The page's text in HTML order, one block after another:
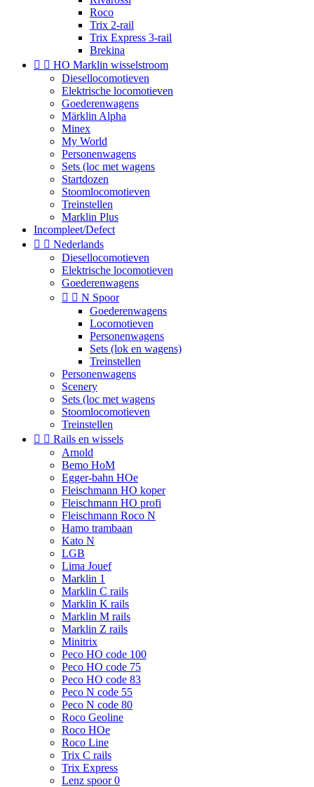
Roco
Trix 2-rail
Trix Express 3-rail
Brekina
  HO Marklin wisselstroom
Diesellocomotieven
Elektrische locomotieven
Goederenwagens
Märklin Alpha
Minex
My World
Personenwagens
Sets (loc met wagens
Startdozen
Stoomlocomotieven
Treinstellen
Marklin Plus
Incompleet/Defect
  Nederlands
Diesellocomotieven
Elektrische locomotieven
Goederenwagens
  N Spoor
Goederenwagens
Locomotieven
Personenwagens
Sets (lok en wagens)
Treinstellen
Personenwagens
Scenery
Sets (loc met wagens
Stoomlocomotieven
Treinstellen
  Rails en wissels
Arnold
Bemo HoM
Egger-bahn HOe
Fleischmann HO koper
Fleischmann HO profi
Fleischmann Roco N
Hamo trambaan
Kato N
LGB
Lima Jouef
Marklin 1
Marklin C rails
Marklin K rails
Marklin M rails
Marklin Z rails
Minitrix
Peco HO code 100
Peco HO code 75
Peco HO code 83
Peco N code 55
Peco N code 80
Roco Geoline
Roco HOe
Roco Line
Trix C rails
Trix Express
Lenz spoor 0